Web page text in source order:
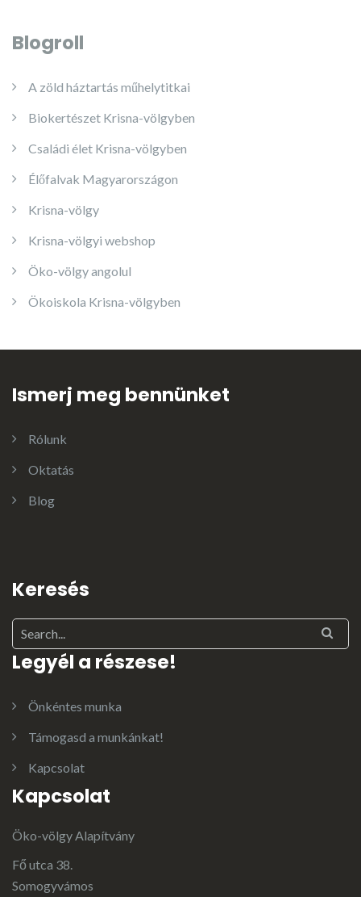
Blogroll
A zöld háztartás műhelytitkai
Biokertészet Krisna-völgyben
Családi élet Krisna-völgyben
Élőfalvak Magyarországon
Krisna-völgy
Krisna-völgyi webshop
Öko-völgy angolul
Ökoiskola Krisna-völgyben
Ismerj meg bennünket
Rólunk
Oktatás
Blog
Keresés
Legyél a részese!
Önkéntes munka
Támogasd a munkánkat!
Kapcsolat
Kapcsolat
Öko-völgy Alapítvány
Fő utca 38.
Somogyvámos